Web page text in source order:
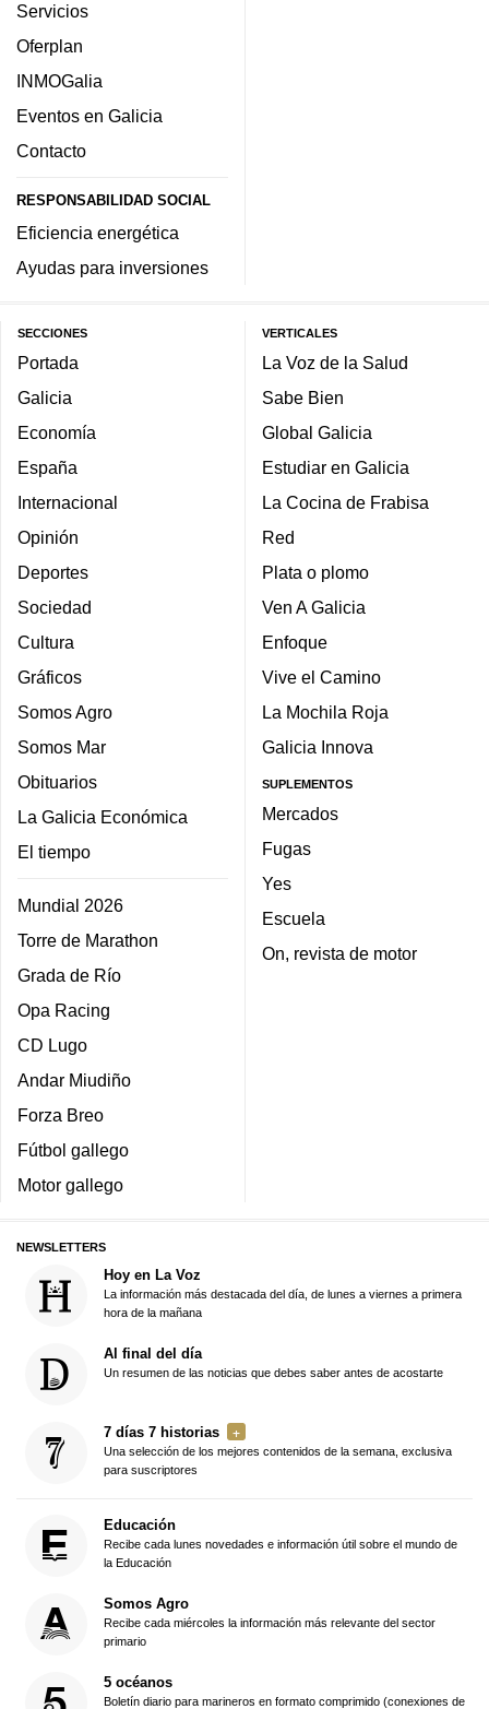
Servicios
Oferplan
INMOGalia
Eventos en Galicia
Contacto
RESPONSABILIDAD SOCIAL
Eficiencia energética
Ayudas para inversiones
SECCIONES
Portada
Galicia
Economía
España
Internacional
Opinión
Deportes
Sociedad
Cultura
Gráficos
Somos Agro
Somos Mar
Obituarios
La Galicia Económica
El tiempo
Mundial 2026
Torre de Marathon
Grada de Río
Opa Racing
CD Lugo
Andar Miudiño
Forza Breo
Fútbol gallego
Motor gallego
VERTICALES
La Voz de la Salud
Sabe Bien
Global Galicia
Estudiar en Galicia
La Cocina de Frabisa
Red
Plata o plomo
Ven A Galicia
Enfoque
Vive el Camino
La Mochila Roja
Galicia Innova
SUPLEMENTOS
Mercados
Fugas
Yes
Escuela
On, revista de motor
NEWSLETTERS
Hoy en La Voz
La información más destacada del día, de lunes a viernes a primera
hora de la mañana
Al final del día
Un resumen de las noticias que debes saber antes de acostarte
7 días 7 historias
Una selección de los mejores contenidos de la semana, exclusiva
para suscriptores
Educación
Recibe cada lunes novedades e información útil sobre el mundo de
la Educación
Somos Agro
Recibe cada miércoles la información más relevante del sector
primario
5 océanos
Boletín diario para marineros en formato comprimido (conexiones de